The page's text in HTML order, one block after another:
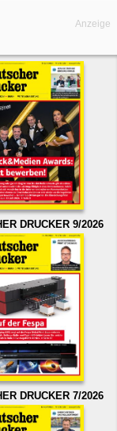
Anzeige
DRUCKER 9/2026
DRUCKER 7/2026